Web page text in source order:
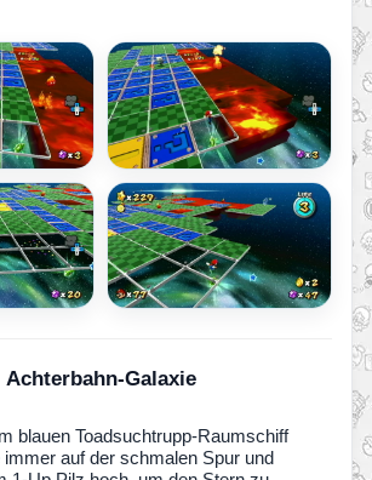
Achterbahn-Galaxie
blauen Toadsuchtrupp-Raumschiff
immer auf der schmalen Spur und